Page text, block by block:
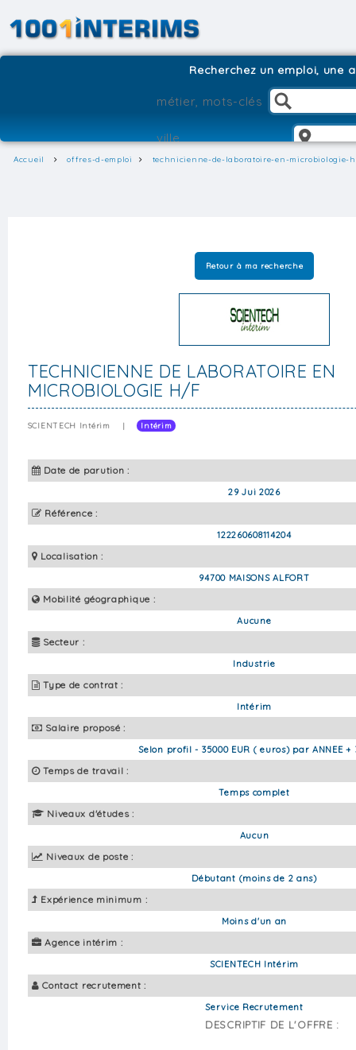
Recherchez un emploi, une
Accueil offres-d-emploi technicienne-de-laboratoire-en-microbiologie-
Retour à ma recherche
TECHNICIENNE DE LABORATOIRE EN
MICROBIOLOGIE H/F
SCIENTECH Intérim | Intérim
Date de parution :
29 Jui 2026
Référence :
122260608114204
Localisation :
94700 MAISONS ALFORT
Mobilité géographique :
Aucune
Secteur :
Industrie
Type de contrat :
Intérim
Salaire proposé :
Selon profil - 35000 EUR ( euros) par ANNEE +
Temps de travail :
Temps complet
Niveaux d'études :
Aucun
Niveaux de poste :
Débutant (moins de 2 ans)
Expérience minimum :
Moins d'un an
Agence intérim :
SCIENTECH Intérim
Contact recrutement :
Service Recrutement
DESCRIPTIF DE L'OFFRE :